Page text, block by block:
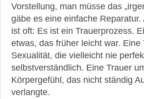
Vorstellung, man müsse das
gäbe es eine einfache
ist oft: Es ist ein Trauerprozess.
etwas, das früher leicht war. Eine
Sexualität, die vielleicht nie
selbstverständlich. Eine Trauer
Körpergefühl, das nicht ständig
verlangte.